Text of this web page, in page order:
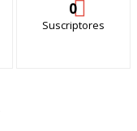
0
Suscriptores